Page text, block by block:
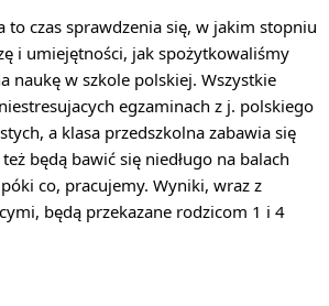
to czas sprawdzenia się, w jakim stopniu
i umiejętności, jak spożytkowaliśmy
naukę w szkole polskiej. Wszystkie
egzaminach z j. polskiego
a klasa przedszkolna zabawia się
będą bawić się niedługo na balach
co, pracujemy. Wyniki, wraz z
będą przekazane rodzicom 1 i 4